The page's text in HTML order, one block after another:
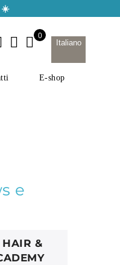
☀️
Italiano
E-shop
e
&